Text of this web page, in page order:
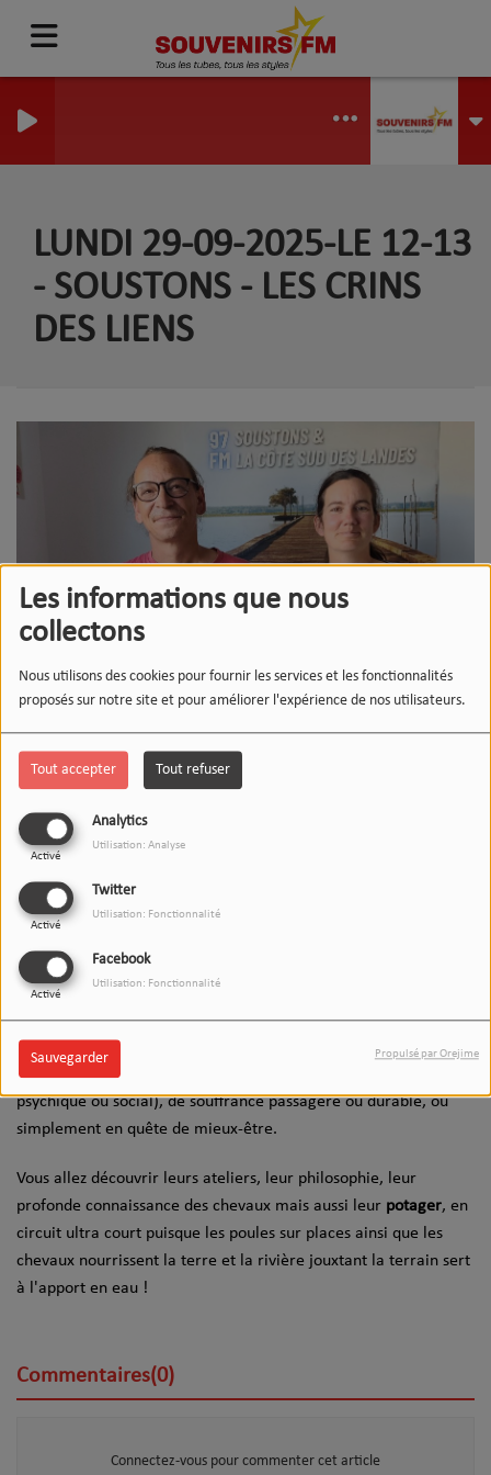
Les informations que nous
collectons
Nous utilisons des cookies pour fournir les services et les fonctionnalités
proposés sur notre site et pour améliorer l'expérience de nos utilisateurs.
Tout accepter Tout refuser
Analytics
Activé
Utilisation: Analyse
Twitter
Activé
Utilisation: Fonctionnalité
Facebook
Activé
Utilisation: Fonctionnalité
Sauvegarder Propulsé par Orejime
LUNDI 29-09-2025-LE 12-13
- SOUSTONS - LES CRINS
DES LIENS
29 SEPTEMBRE 2025
Écouter le podcast
l'associationLes crins des liens
l'
équicie
L’équicie est une pratique d’accompagnement social et éducatif
fondée sur la médiation avec le cheval. Elle s’adresse à toute
personne en situation de handicap (moteur, mental, sensoriel,
psychique ou social), de souffrance passagère ou durable, ou
simplement en quête de mieux-être.
Vous allez découvrir leurs ateliers, leur philosophie, leur
profonde connaissance des chevaux mais aussi leur potager, en
circuit ultra court puisque les poules sur places ainsi que les
chevaux nourrissent la terre et la rivière jouxtant la terrain sert
à l'apport en eau !
Commentaires(0)
Connectez-vous pour commenter cet article